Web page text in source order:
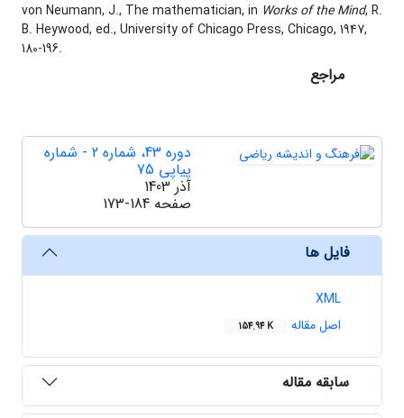
von Neumann, J., The mathematician, in ‎Works of the Mind‎, R.
B. Heywood, ed., University of Chicago Press, Chicago, 1947,
180-196.
مراجع
دوره 43، شماره 2 - شماره
پیاپی 75
آذر 1403
صفحه 173-184
فایل ها
XML
اصل مقاله
154.94 K
سابقه مقاله